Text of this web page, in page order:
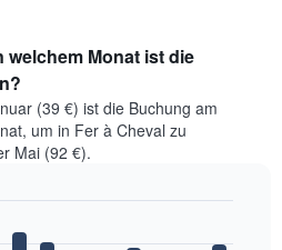
welchem Monat ist die
(39 €) ist die Buchung am
um in Fer à Cheval zu
Mai (92 €).